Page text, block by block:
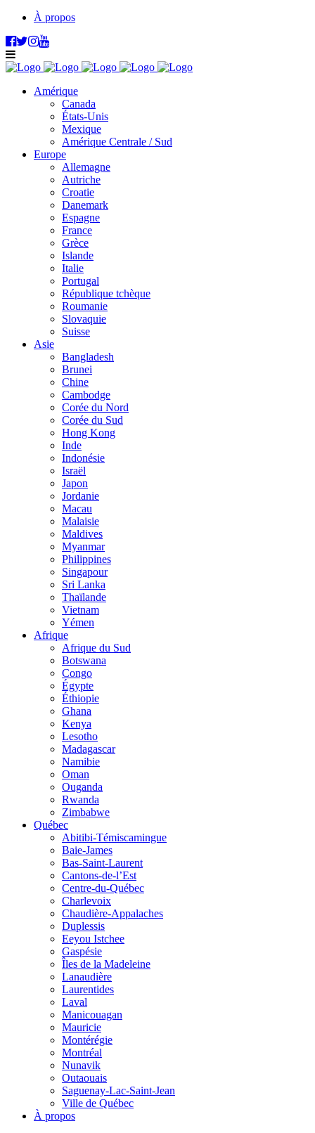
À propos
Amérique
Canada
États-Unis
Mexique
Amérique Centrale / Sud
Europe
Allemagne
Autriche
Croatie
Danemark
Espagne
France
Grèce
Islande
Italie
Portugal
République tchèque
Roumanie
Slovaquie
Suisse
Asie
Bangladesh
Brunei
Chine
Cambodge
Corée du Nord
Corée du Sud
Hong Kong
Inde
Indonésie
Israël
Japon
Jordanie
Macau
Malaisie
Maldives
Myanmar
Philippines
Singapour
Sri Lanka
Thaïlande
Vietnam
Yémen
Afrique
Afrique du Sud
Botswana
Congo
Égypte
Éthiopie
Ghana
Kenya
Lesotho
Madagascar
Namibie
Oman
Ouganda
Rwanda
Zimbabwe
Québec
Abitibi-Témiscamingue
Baie-James
Bas-Saint-Laurent
Cantons-de-l’Est
Centre-du-Québec
Charlevoix
Chaudière-Appalaches
Duplessis
Eeyou Istchee
Gaspésie
Îles de la Madeleine
Lanaudière
Laurentides
Laval
Manicouagan
Mauricie
Montérégie
Montréal
Nunavik
Outaouais
Saguenay-Lac-Saint-Jean
Ville de Québec
À propos